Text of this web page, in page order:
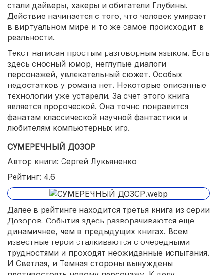
стали дайверы, хакеры и обитатели Глубины.
Действие начинается с того, что человек умирает
в виртуальном мире и то же самое происходит в
реальности.
Текст написан простым разговорным языком. Есть
здесь сносный юмор, неглупые диалоги
персонажей, увлекательный сюжет. Особых
недостатков у романа нет. Некоторые описанные
технологии уже устарели. За счет этого книга
является пророческой. Она точно понравится
фанатам классической научной фантастики и
любителям компьютерных игр.
СУМЕРЕЧНЫЙ ДОЗОР
Автор книги: Сергей Лукьяненко
Рейтинг: 4.6
Далее в рейтинге находится третья книга из серии
Дозоров. События здесь разворачиваются еще
динамичнее, чем в предыдущих книгах. Всем
известные герои сталкиваются с очередными
трудностями и проходят неожиданные испытания.
И Светлая, и Темная стороны вынуждены